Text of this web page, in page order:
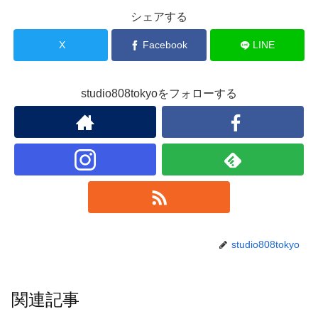
シェアする
X Facebook LINE
studio808tokyoをフォローする
studio808tokyo
関連記事